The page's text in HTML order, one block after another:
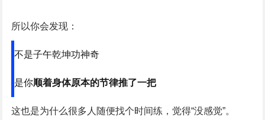
所以你会发现：
不是子午乾坤功神奇
是你顺着身体原本的节律推了一把
这也是为什么很多人随便找个时间练，觉得“没感觉”。